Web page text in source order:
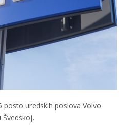
posto uredskih poslova Volvo
Švedskoj.